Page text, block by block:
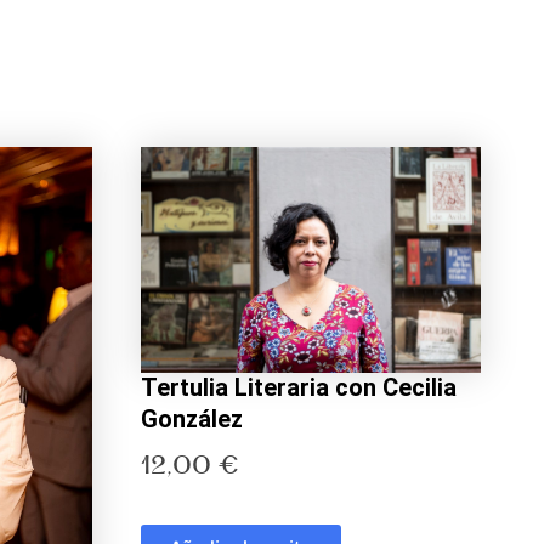
Tertulia Literaria con Cecilia
González
12,00 €